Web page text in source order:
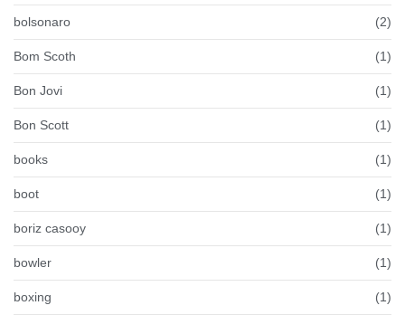
bolsonaro (2)
Bom Scoth (1)
Bon Jovi (1)
Bon Scott (1)
books (1)
boot (1)
boriz casooy (1)
bowler (1)
boxing (1)